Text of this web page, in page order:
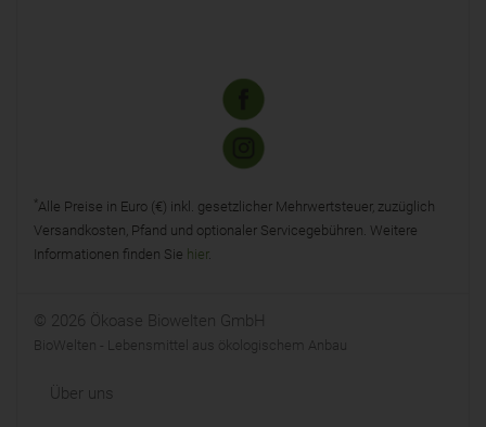
*Alle Preise in Euro (€) inkl. gesetzlicher Mehrwertsteuer, zuzüglich
Versandkosten, Pfand und optionaler Servicegebühren. Weitere
Informationen finden Sie hier.
© 2026 Ökoase Biowelten GmbH
BioWelten - Lebensmittel aus ökologischem Anbau
Über uns